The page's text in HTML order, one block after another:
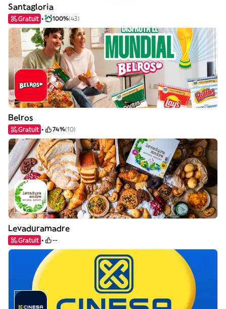
Santagloria
Gratuit 100%(43)
Belros
Gratuit 74%(10)
Levaduramadre
Gratuit --